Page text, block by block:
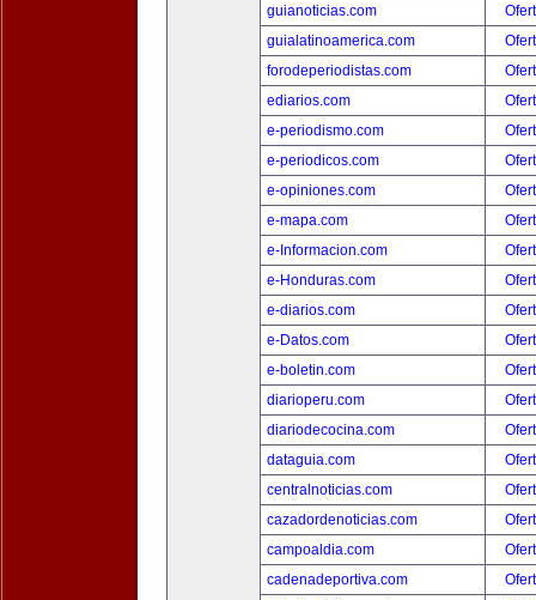
guianoticias.com
guialatinoamerica.com
forodeperiodistas.com
ediarios.com
e-periodismo.com
e-periodicos.com
e-opiniones.com
e-mapa.com
e-Informacion.com
e-Honduras.com
e-diarios.com
e-Datos.com
e-boletin.com
diarioperu.com
diariodecocina.com
dataguia.com
centralnoticias.com
cazadordenoticias.com
campoaldia.com
cadenadeportiva.com